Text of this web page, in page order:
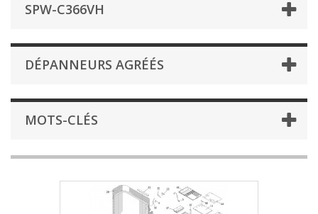
SPW-C366VH
DÉPANNEURS AGRÉÉS
MOTS-CLÉS